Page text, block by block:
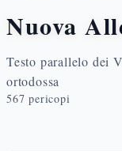
Nuova
Testo parallelo dei
ortodossa
567 pericopi